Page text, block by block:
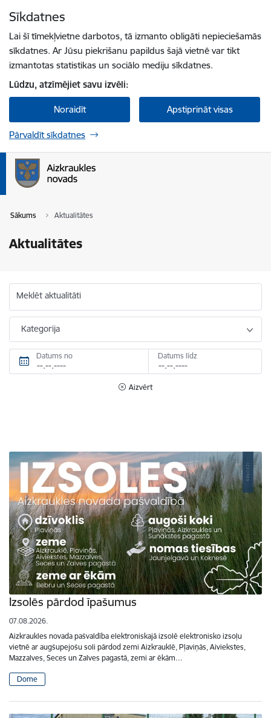
Sīkdatnes
Lai šī tīmekļvietne darbotos, tā izmanto obligāti nepieciešamās
sīkdatnes. Ar Jūsu piekrišanu papildus šajā vietnē var tikt
izmantotas statistikas un sociālo mediju sīkdatnes.
Lūdzu, atzīmējiet savu izvēli:
Noraidīt Apstiprināt visas
Pārvaldīt sīkdatnes
Sākums Aktualitātes
Aktualitātes
Meklēt aktualitāti
Kategorija
Datums no Datums līdz
Aizvērt
Izsolēs pārdod īpašumus
07.08.2026.
Aizkraukles novada pašvaldība elektroniskajā izsolē elektronisko izsoļu
vietnē ar augšupejošu soli pārdod zemi Aizkrauklē, Pļaviņās, Aiviekstes,
Mazzalves, Seces un Zalves pagastā, zemi ar ēkām…
Dome